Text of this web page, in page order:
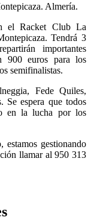
el Racket Club La
Tendrá 3
importantes
900 euros para los
semifinalistas.
Fede Quiles,
Se espera que todos
en la lucha por los
estamos gestionando
llamar al 950 313